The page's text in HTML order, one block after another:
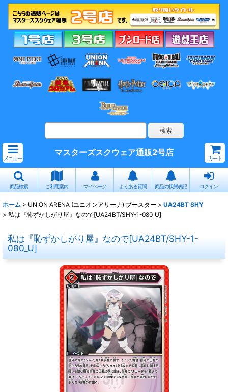
メニュー
マスターズスクウェア通販2号店
カート
商品検索 ご利用案内 マイページ よくある質問 商品の状態表記 ログイン
ホーム > UNION ARENA (ユニオンアリーナ) ブースター > UA24BT SHY
> 私は『恥ずかしがり屋』なので[UA24BT/SHY-1-080_U]
私は『恥ずかしがり屋』なので[UA24BT/SHY-1-
080_U]